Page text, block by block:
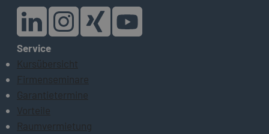
Service
Kursübersicht
Firmenseminare
Garantietermine
Vorteile
Raumvermietung